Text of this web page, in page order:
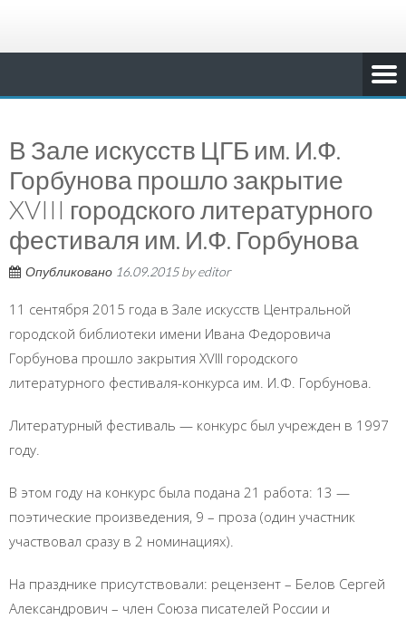
В Зале искусств ЦГБ им. И.Ф.
Горбунова прошло закрытие
XVIII городского литературного
фестиваля им. И.Ф. Горбунова
Опубликовано 16.09.2015byeditor
11 сентября 2015 года в Зале искусств Центральной
городской библиотеки имени Ивана Федоровича
Горбунова прошло закрытия XVIII городского
литературного фестиваля-конкурса им. И.Ф. Горбунова.
Литературный фестиваль — конкурс был учрежден в 1997
году.
В этом году на конкурс была подана 21 работа: 13 —
поэтические произведения, 9 – проза (один участник
участвовал сразу в 2 номинациях).
На празднике присутствовали: рецензент – Белов Сергей
Александрович – член Союза писателей России и